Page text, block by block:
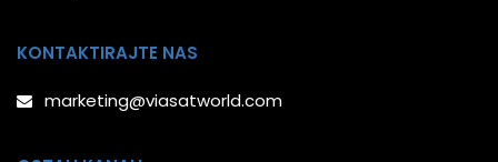
KONTAKTIRAJTE NAS
marketing@viasatworld.com